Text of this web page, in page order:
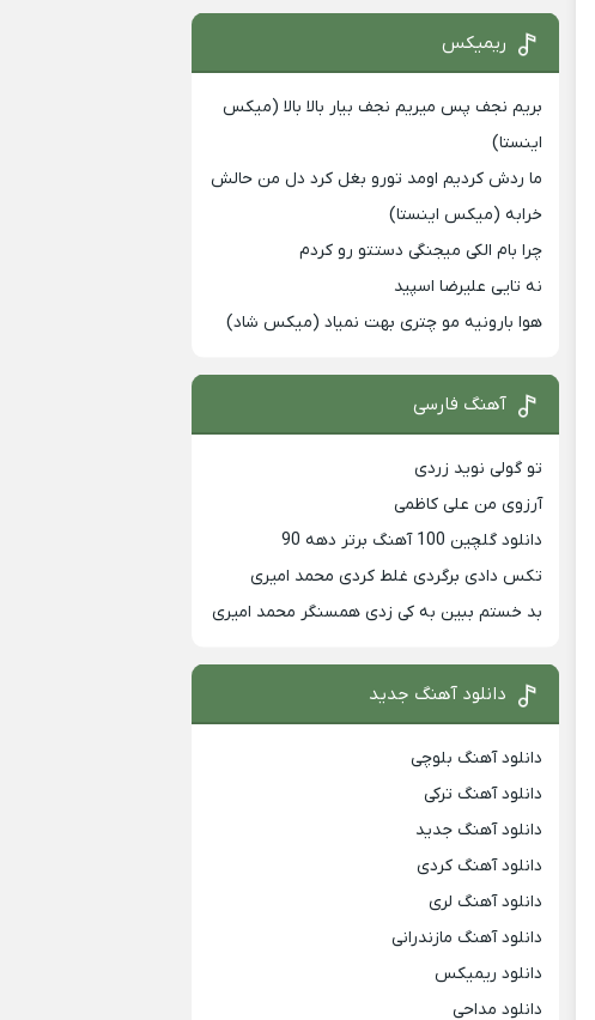
ریمیکس
بریم نجف پس میریم نجف بیار بالا بالا (میکس
اینستا)
ما ردش کردیم اومد تورو بغل کرد دل من حالش
خرابه (میکس اینستا)
چرا بام الکی میجنگی دستتو رو کردم
نه تایی علیرضا اسپید
هوا بارونیه مو چتری بهت نمیاد (میکس شاد)
آهنگ فارسی
تو گولی نوید زردی
آرزوی من علی کاظمی
دانلود گلچین 100 آهنگ برتر دهه 90
تکس دادی برگردی غلط کردی محمد امیری
بد خستم ببین به کی زدی همسنگر محمد امیری
دانلود آهنگ جدید
دانلود آهنگ بلوچی
دانلود آهنگ ترکی
دانلود آهنگ جدید
دانلود آهنگ کردی
دانلود آهنگ لری
دانلود آهنگ مازندرانی
دانلود ریمیکس
دانلود مداحی